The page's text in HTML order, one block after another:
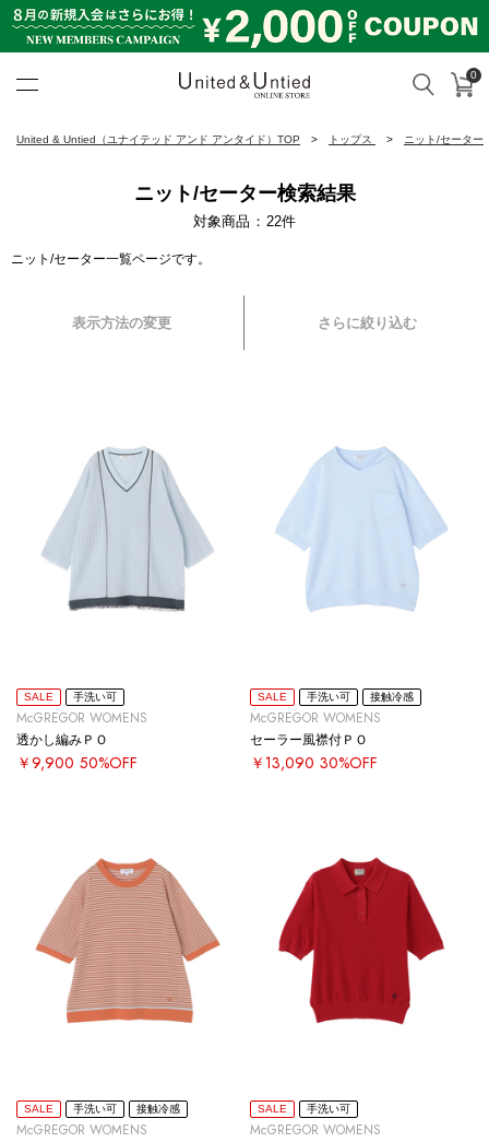
検索 カ
0
United & Untied（ユナイテッド アンド アンタイド）TOP トップス ニット/セーター
ニット/セーター検索結果
対象商品 22件
ニット/セーター一覧ページです。
表示方法の変更 さらに絞り込む
SALE 手洗い可
McGREGOR WOMENS
透かし編みＰＯ
￥9,900 50%OFF
SALE 手洗い可 接触冷感
McGREGOR WOMENS
セーラー風襟付ＰＯ
￥13,090 30%OFF
SALE 手洗い可 接触冷感
McGREGOR WOMENS
SALE 手洗い可
McGREGOR WOMENS